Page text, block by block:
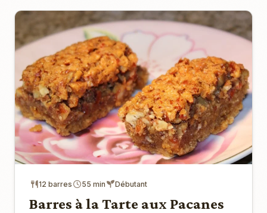
12 barres 55 min Débutant
Barres à la Tarte aux Pacanes